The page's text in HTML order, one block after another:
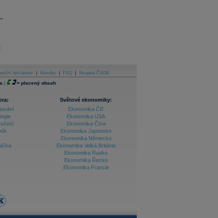
disclaimer Náměty FAQ Skupina ČSOB
| = placený obsah
Světové ekonomiky:
Ekonomika ČR
Ekonomika USA
Ekonomika Čína
Ekonomika Japonsko
Ekonomika Německo
Ekonomika Velká Británie
Ekonomika Rusko
Ekonomika Řecko
Ekonomika Francie